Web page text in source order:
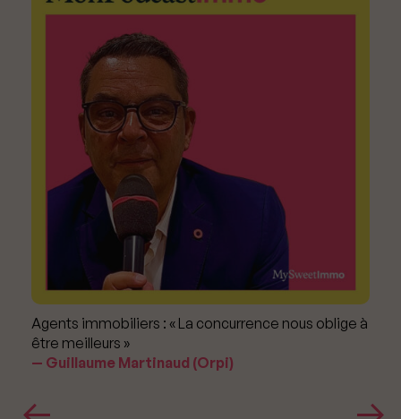
Agents immobiliers : « La concurrence nous oblige à
être meilleurs »
Guillaume Martinaud (Orpi)